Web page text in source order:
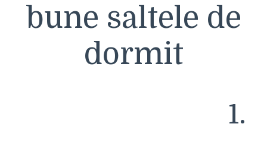
bune saltele de
dormit
1.